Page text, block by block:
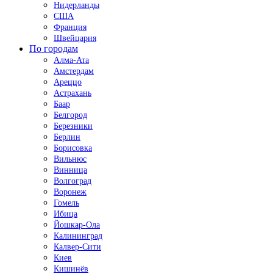
Нидерланды
США
Франция
Швейцария
По городам
Алма-Ата
Амстердам
Ареццо
Астрахань
Баар
Белгород
Березники
Берлин
Борисовка
Вильнюс
Винница
Волгоград
Воронеж
Гомель
Ибица
Йошкар-Ола
Калининград
Калвер-Сити
Киев
Кишинёв